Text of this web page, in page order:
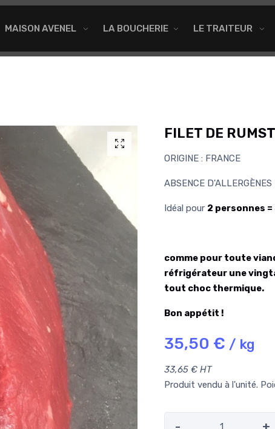
MAISON AVENEL LA BOUCHERIE LE TRAITEUR
FILET DE
ORIGINE : FRANCE
ABSENCE D'ALLERGÈNES
Idéal pour 2 personnes =
comme pour toute
réfrigérateur une
tout choc thermique.
Bon appétit !
35,50 € / kg
33,65 € HT
Produit vendu à l'unité.